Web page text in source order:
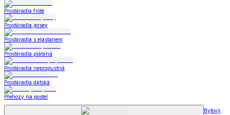
Prostěradla froté
Prostěradla jersey
Prostěradla s elastanem
Prostěradla plátěná
Prostěradla nepropustná
Prostěradla dětská
Přehozy na postel
Bytový